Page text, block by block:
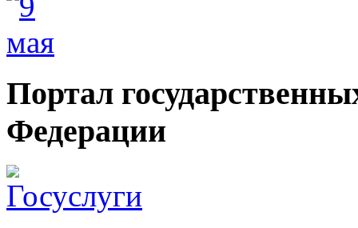
Портал
Федерации